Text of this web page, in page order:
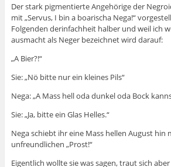
Der stark pigmentierte Angehörige der
mit „Servus, I bin a boarischa Nega!“
Folgenden derinfachheit halber und weil ich
ausmacht als Neger bezeichnet wird darauf:
„A Bier?!“
Sie: „Nö bitte nur ein kleines Pils“
Nega: „A Mass hell oda dunkel oda Bock
Sie: „Ja, bitte ein Glas Helles.“
Nega schiebt ihr eine Mass hellen August hin
unfreundlichen „Prost!“
Eigentlich wollte sie was sagen, traut sich